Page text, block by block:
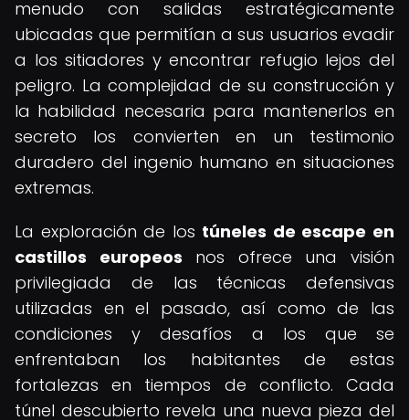
menudo con salidas estratégicamente
ubicadas que permitían a sus usuarios evadir
a los sitiadores y encontrar refugio lejos del
peligro. La complejidad de su construcción y
la habilidad necesaria para mantenerlos en
secreto los convierten en un testimonio
duradero del ingenio humano en situaciones
extremas.
La exploración de los túneles de escape en
castillos europeos nos ofrece una visión
privilegiada de las técnicas defensivas
utilizadas en el pasado, así como de las
condiciones y desafíos a los que se
enfrentaban los habitantes de estas
fortalezas en tiempos de conflicto. Cada
túnel descubierto revela una nueva pieza del